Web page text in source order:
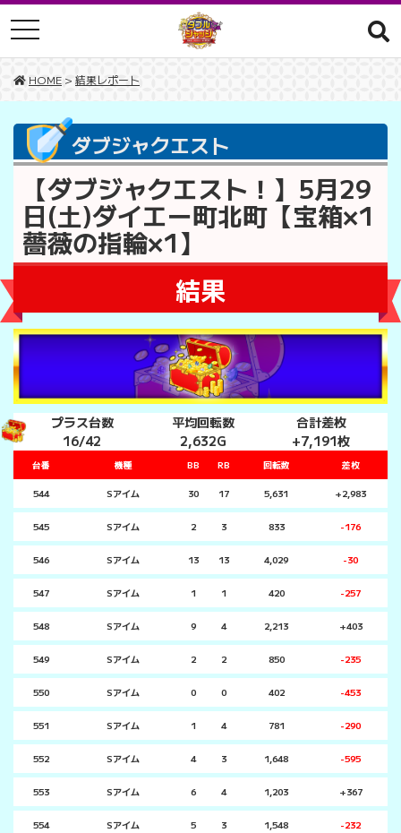
toggle navigation
HOME > 結果レポート
ダブジャクエスト
【ダブジャクエスト！】5月29
日(土)ダイエー町北町【宝箱×1
薔薇の指輪×1】
結果
プラス台数
16/42
平均回転数
2,632G
合計差枚
+7,191枚
台番 機種 BB RB 回転数 差枚
544 Sアイム 30 17 5,631 +2,983
545 Sアイム 2 3 833 -176
546 Sアイム 13 13 4,029 -30
547 Sアイム 1 1 420 -257
548 Sアイム 9 4 2,213 +403
549 Sアイム 2 2 850 -235
550 Sアイム 0 0 402 -453
551 Sアイム 1 4 781 -290
552 Sアイム 4 3 1,648 -595
553 Sアイム 6 4 1,203 +367
554 Sアイム 5 3 1,548 -232